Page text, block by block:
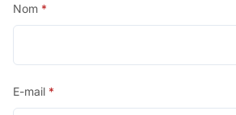
Nom *
E-mail *